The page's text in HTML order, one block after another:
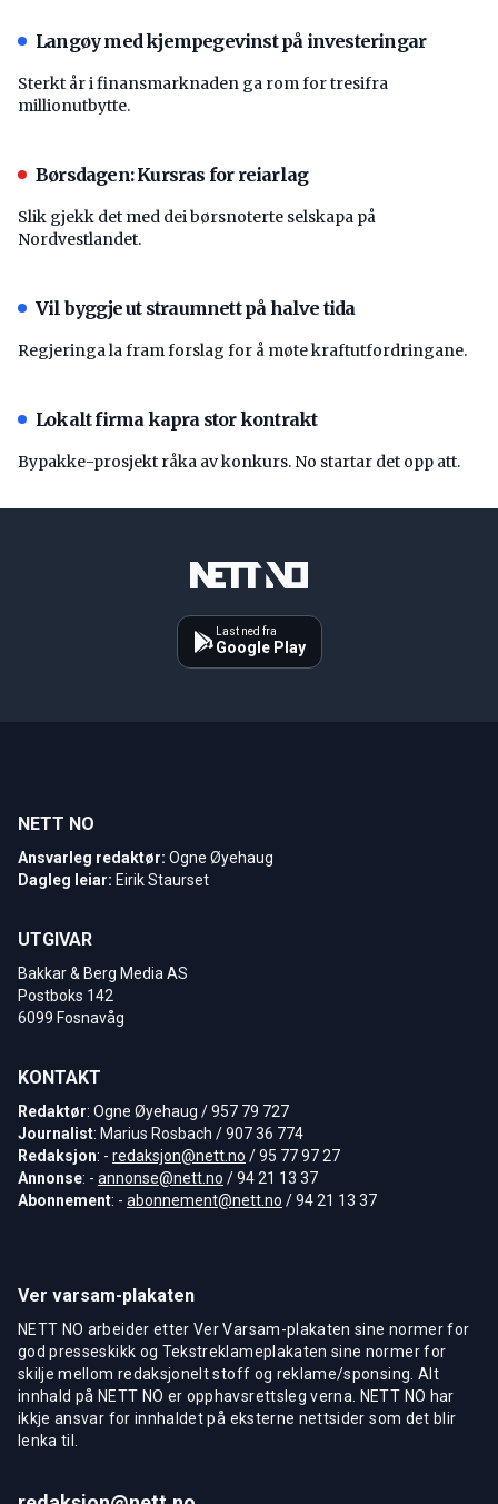
Langøy med kjempegevinst på investeringar
Sterkt år i finansmarknaden ga rom for tresifra
millionutbytte.
Børsdagen: Kursras for reiarlag
Slik gjekk det med dei børsnoterte selskapa på
Nordvestlandet.
Vil byggje ut straumnett på halve tida
Regjeringa la fram forslag for å møte kraftutfordringane.
Lokalt firma kapra stor kontrakt
Bypakke-prosjekt råka av konkurs. No startar det opp att.
Last ned fra
Google Play
NETT NO
Ansvarleg redaktør: Ogne Øyehaug
Dagleg leiar: Eirik Staurset
UTGIVAR
Bakkar & Berg Media AS
Postboks 142
6099 Fosnavåg
KONTAKT
Redaktør: Ogne Øyehaug / 957 79 727
Journalist: Marius Rosbach / 907 36 774
Redaksjon: - redaksjon@nett.no / 95 77 97 27
Annonse: - annonse@nett.no / 94 21 13 37
Abonnement: - abonnement@nett.no / 94 21 13 37
Ver varsam-plakaten
NETT NO arbeider etter Ver Varsam-plakaten sine normer for
god presseskikk og Tekstreklameplakaten sine normer for
skilje mellom redaksjonelt stoff og reklame/sponsing. Alt
innhald på NETT NO er opphavsrettsleg verna. NETT NO har
ikkje ansvar for innhaldet på eksterne nettsider som det blir
lenka til.